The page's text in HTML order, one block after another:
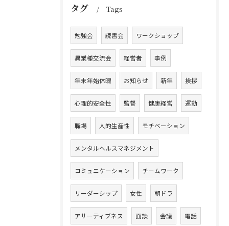
タグ Tags
勉強会 読書会 ワークショップ
異業種交流会 経営者 事例
年末年始休暇 お知らせ 新年 挨拶
心理的安全性 監督 健康経営 運動
職場 人的生産性 モチベーション
メンタルヘルスマネジメント
コミュニケーション チームワーク
リーダーシップ 女性 朝ドラ
アサーティブネス 面談 会議 電話